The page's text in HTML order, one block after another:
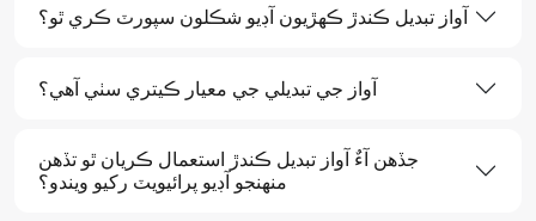
آواز تبديل ڪندڙ ڪھڙيون آڊيو شڪلون سپورٽ ڪري ٿو؟
آواز جي تبديلي جي معيار ڪيتري سٺي آھي؟
جڏھن آءٌ آواز تبديل ڪندڙ استعمال ڪريان ٿو تڏھن
منھنجو آڊيو پرائيويٽ رکيو ويندو؟